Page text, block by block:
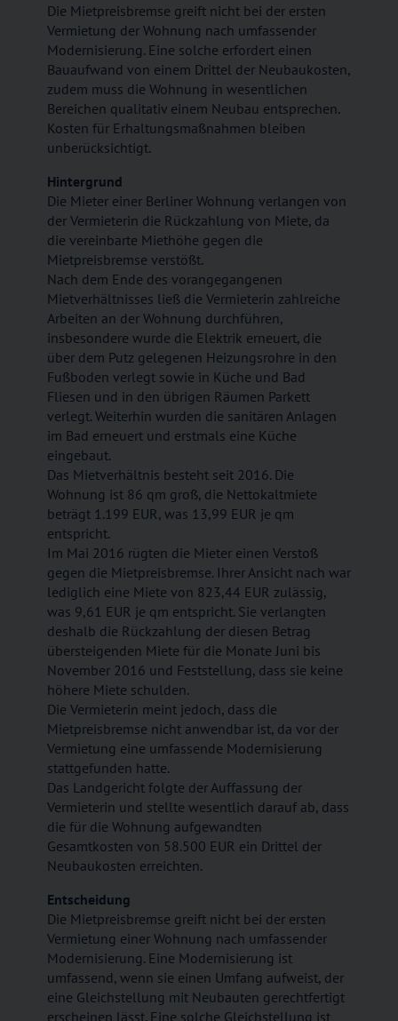
Die Mietpreisbremse greift nicht bei der ersten
Vermietung der Wohnung nach umfassender
Modernisierung. Eine solche erfordert einen
Bauaufwand von einem Drittel der Neubaukosten,
zudem muss die Wohnung in wesentlichen
Bereichen qualitativ einem Neubau entsprechen.
Kosten für Erhaltungsmaßnahmen bleiben
unberücksichtigt.
Hintergrund
Die Mieter einer Berliner Wohnung verlangen von
der Vermieterin die Rückzahlung von Miete, da
die vereinbarte Miethöhe gegen die
Mietpreisbremse verstößt.
Nach dem Ende des vorangegangenen
Mietverhältnisses ließ die Vermieterin zahlreiche
Arbeiten an der Wohnung durchführen,
insbesondere wurde die Elektrik erneuert, die
über dem Putz gelegenen Heizungsrohre in den
Fußboden verlegt sowie in Küche und Bad
Fliesen und in den übrigen Räumen Parkett
verlegt. Weiterhin wurden die sanitären Anlagen
im Bad erneuert und erstmals eine Küche
eingebaut.
Das Mietverhältnis besteht seit 2016. Die
Wohnung ist 86 qm groß, die Nettokaltmiete
beträgt 1.199 EUR, was 13,99 EUR je qm
entspricht.
Im Mai 2016 rügten die Mieter einen Verstoß
gegen die Mietpreisbremse. Ihrer Ansicht nach war
lediglich eine Miete von 823,44 EUR zulässig,
was 9,61 EUR je qm entspricht. Sie verlangten
deshalb die Rückzahlung der diesen Betrag
übersteigenden Miete für die Monate Juni bis
November 2016 und Feststellung, dass sie keine
höhere Miete schulden.
Die Vermieterin meint jedoch, dass die
Mietpreisbremse nicht anwendbar ist, da vor der
Vermietung eine umfassende Modernisierung
stattgefunden hatte.
Das Landgericht folgte der Auffassung der
Vermieterin und stellte wesentlich darauf ab, dass
die für die Wohnung aufgewandten
Gesamtkosten von 58.500 EUR ein Drittel der
Neubaukosten erreichten.
Entscheidung
Die Mietpreisbremse greift nicht bei der ersten
Vermietung einer Wohnung nach umfassender
Modernisierung. Eine Modernisierung ist
umfassend, wenn sie einen Umfang aufweist, der
eine Gleichstellung mit Neubauten gerechtfertigt
erscheinen lässt. Eine solche Gleichstellung ist